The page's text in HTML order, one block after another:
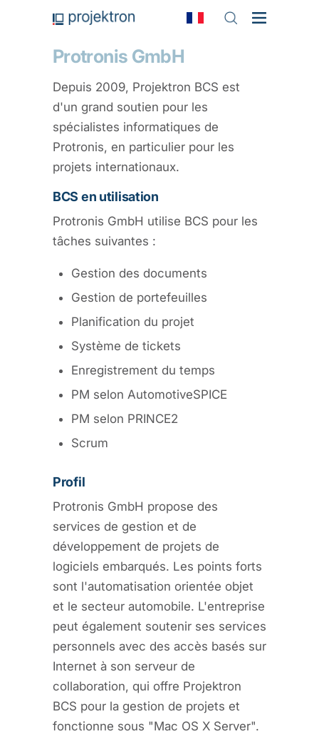
Protronis GmbH
Depuis 2009, Projektron BCS est
d'un grand soutien pour les
spécialistes informatiques de
Protronis, en particulier pour les
projets internationaux.
BCS en utilisation
Protronis GmbH utilise BCS pour les
tâches suivantes :
Gestion des documents
Gestion de portefeuilles
Planification du projet
Système de tickets
Enregistrement du temps
PM selon AutomotiveSPICE
PM selon PRINCE2
Scrum
Profil
Protronis GmbH propose des
services de gestion et de
développement de projets de
logiciels embarqués. Les points forts
sont l'automatisation orientée objet
et le secteur automobile. L'entreprise
peut également soutenir ses services
personnels avec des accès basés sur
Internet à son serveur de
collaboration, qui offre Projektron
BCS pour la gestion de projets et
fonctionne sous "Mac OS X Server".